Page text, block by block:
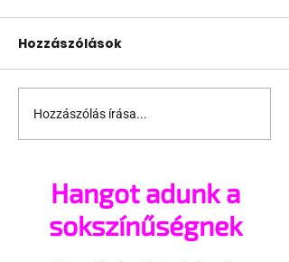
A hőség miatt
szeptemberre
Pride felvonulást
Hozzászólások
Hozzászólás írása...
Hangot adunk a
sokszínűségnek